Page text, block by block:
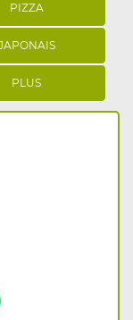
PIZZA
PLUS